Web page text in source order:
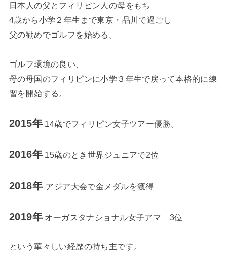
日本人の父とフィリピン人の母をもち
4歳から小学２年生まで東京・品川で過ごし
父の勧めでゴルフを始める。
ゴルフ環境の良い、
母の母国のフィリピンに小学３年生で戻って本格的に練
習を開始する。
2015年14歳でフィリピン女子ツアー優勝。
2016年15歳のとき世界ジュニアで2位
2018年 アジア大会で金メダルを獲得
2019年オーガスタナショナル女子アマ 3位
という華々しい経歴の持ち主です。